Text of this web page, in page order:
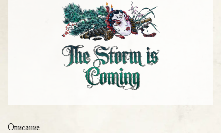
Описание